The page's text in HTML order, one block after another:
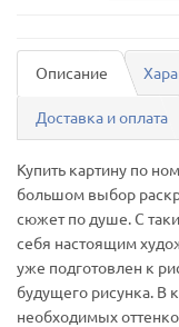
Описание
Доставка и оплата
Купить картину по
большом выбор
сюжет по душе. С
себя настоящим
уже подготовлен к
будущего рисунка. В
необходимых